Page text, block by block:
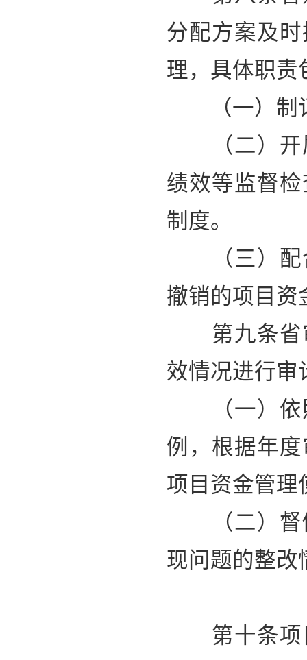
分配方案及
理，具体职责
（一）制
（二）开展
绩效等监督
制度。
（三）配合
撤销的项目资
第九条省审
效情况进行审
（一）依照
例，根据年
项目资金管理
（二）督促
现问题的整改
第十条项目